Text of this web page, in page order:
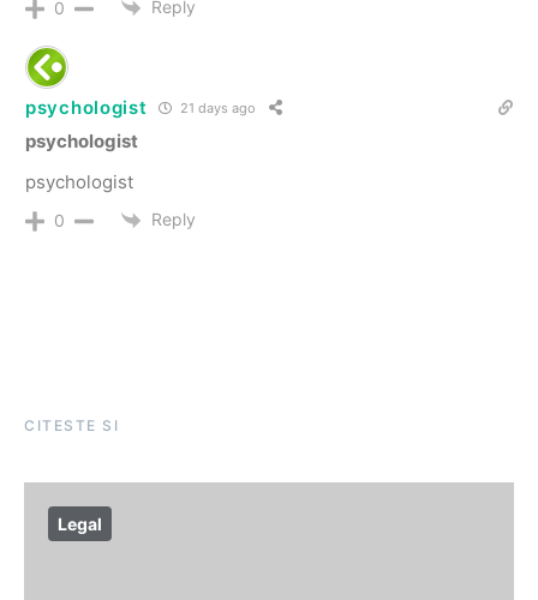
0 Reply
psychologist 21 days ago
psychologist
psychologist
0 Reply
CITESTE SI
Legal